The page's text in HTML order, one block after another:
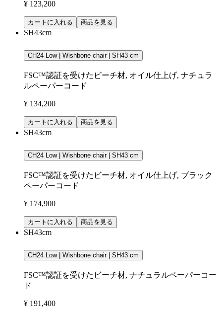
¥ 123,200
カートに入れる 商品を見る
SH43cm
CH24 Low | Wishbone chair | SH43 cm
FSC™認証を受けたビーチ材, オイル仕上げ, ナチュラ
ルペーパーコード
¥ 134,200
カートに入れる 商品を見る
SH43cm
CH24 Low | Wishbone chair | SH43 cm
FSC™認証を受けたビーチ材, オイル仕上げ, ブラック
ペーパーコード
¥ 174,900
カートに入れる 商品を見る
SH43cm
CH24 Low | Wishbone chair | SH43 cm
FSC™認証を受けたビーチ材, ナチュラルペーパーコー
ド
¥ 191,400